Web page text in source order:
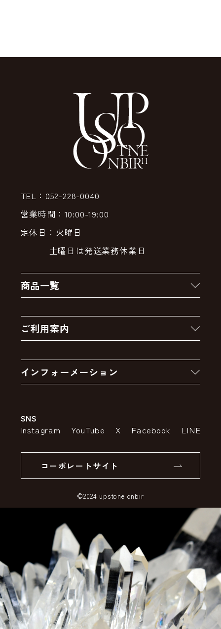
TEL：052-228-0040
営業時間：10:00-19:00
定休日：火曜日
土曜日は発送業務休業日
商品一覧
クーポン
卸販売・大量注文
アウトレットセール
ご利用案内
お支払いについて
インフォーメーション
特定商取引法の表示
SSLサーバー証明書とは
SNS
Instagram YouTube X Facebook LINE
コーポレートサイト
©2024 upstone onbir